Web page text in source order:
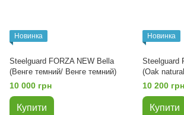
Новинка
Steelguard FORZA NEW Bella
(Венге темний/ Венге темний)
10 000 грн
Купити
Новинка
Steelguard
(Оak
natural
10 200 грн
Купити